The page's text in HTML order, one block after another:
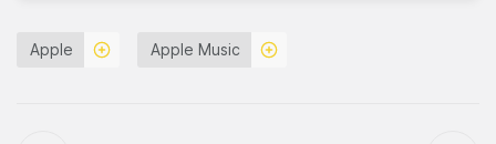
Apple Apple Music